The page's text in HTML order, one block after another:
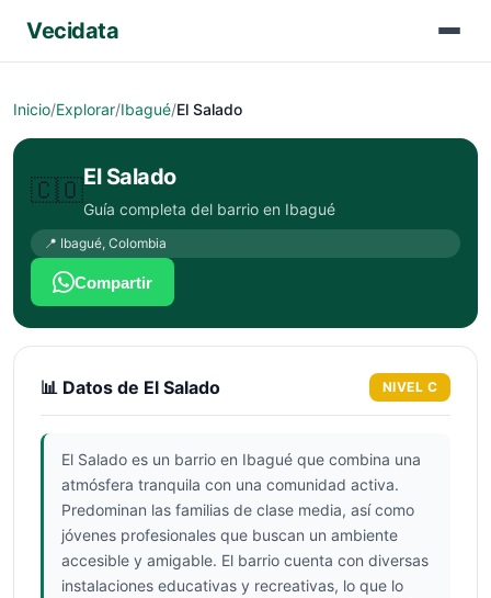
Vecidata
Inicio/Explorar/Ibagué/El Salado
🇨🇴El Salado
Guía completa del barrio en Ibagué
📍 Ibagué, Colombia
Compartir
📊 Datos de El Salado NIVEL C
El Salado es un barrio en Ibagué que combina una
atmósfera tranquila con una comunidad activa.
Predominan las familias de clase media, así como
jóvenes profesionales que buscan un ambiente
accesible y amigable. El barrio cuenta con diversas
instalaciones educativas y recreativas, lo que lo